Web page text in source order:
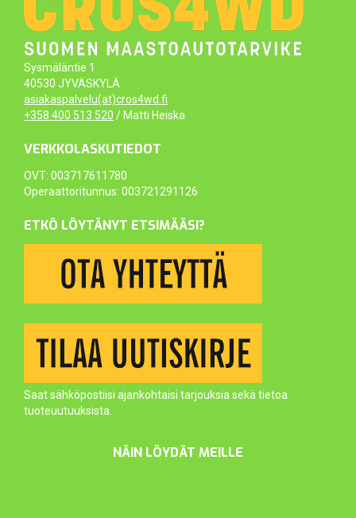
Sysmäläntie 1
40530 JYVÄSKYLÄ
asiakaspalvelu(at)cros4wd.fi
+358 400 513 520 / Matti Heiska
VERKKOLASKUTIEDOT
OVT: 003717611780
Operaattoritunnus: 003721291126
ETKÖ LÖYTÄNYT ETSIMÄÄSI?
Saat sähköpostiisi ajankohtaisi tarjouksia sekä tietoa
tuoteuutuuksista.
NÄIN LÖYDÄT MEILLE